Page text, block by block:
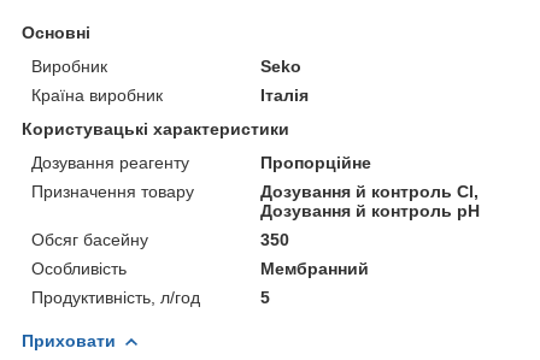
Основні
Виробник
Seko
Країна виробник
Італія
Користувацькі характеристики
Дозування реагенту
Пропорційне
Призначення товару
Дозування й контроль Cl,
Дозування й контроль pH
Обсяг басейну
350
Особливість
Мембранний
Продуктивність, л/год
5
Приховати